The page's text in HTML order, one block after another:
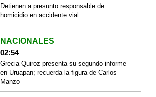
Detienen a presunto responsable de
homicidio en accidente vial
NACIONALES
02:54
Grecia Quiroz presenta su segundo informe
en Uruapan; recuerda la figura de Carlos
Manzo